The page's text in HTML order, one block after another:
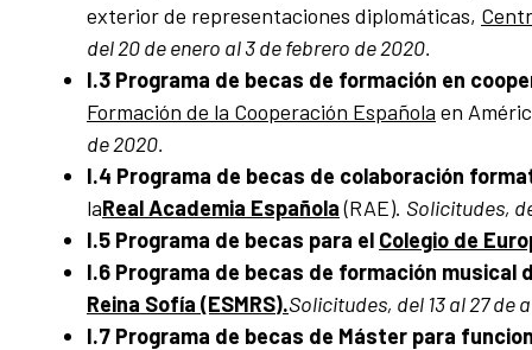
exterior de representaciones diplomáticas,
del 20 de enero al 3 de febrero de 2020.
I.3 Programa de becas de formación en
Formación de la Cooperación Española en
de 2020.
I.4 Programa de becas de colaboración
laReal Academia Española(RAE). Solicitudes,
I.5 Programa de becas para el Colegio de
I.6 Programa de becas de formación musical
Reina Sofía (ESMRS).Solicitudes, del 13 al 27 de
I.7 Programa de becas de Máster para